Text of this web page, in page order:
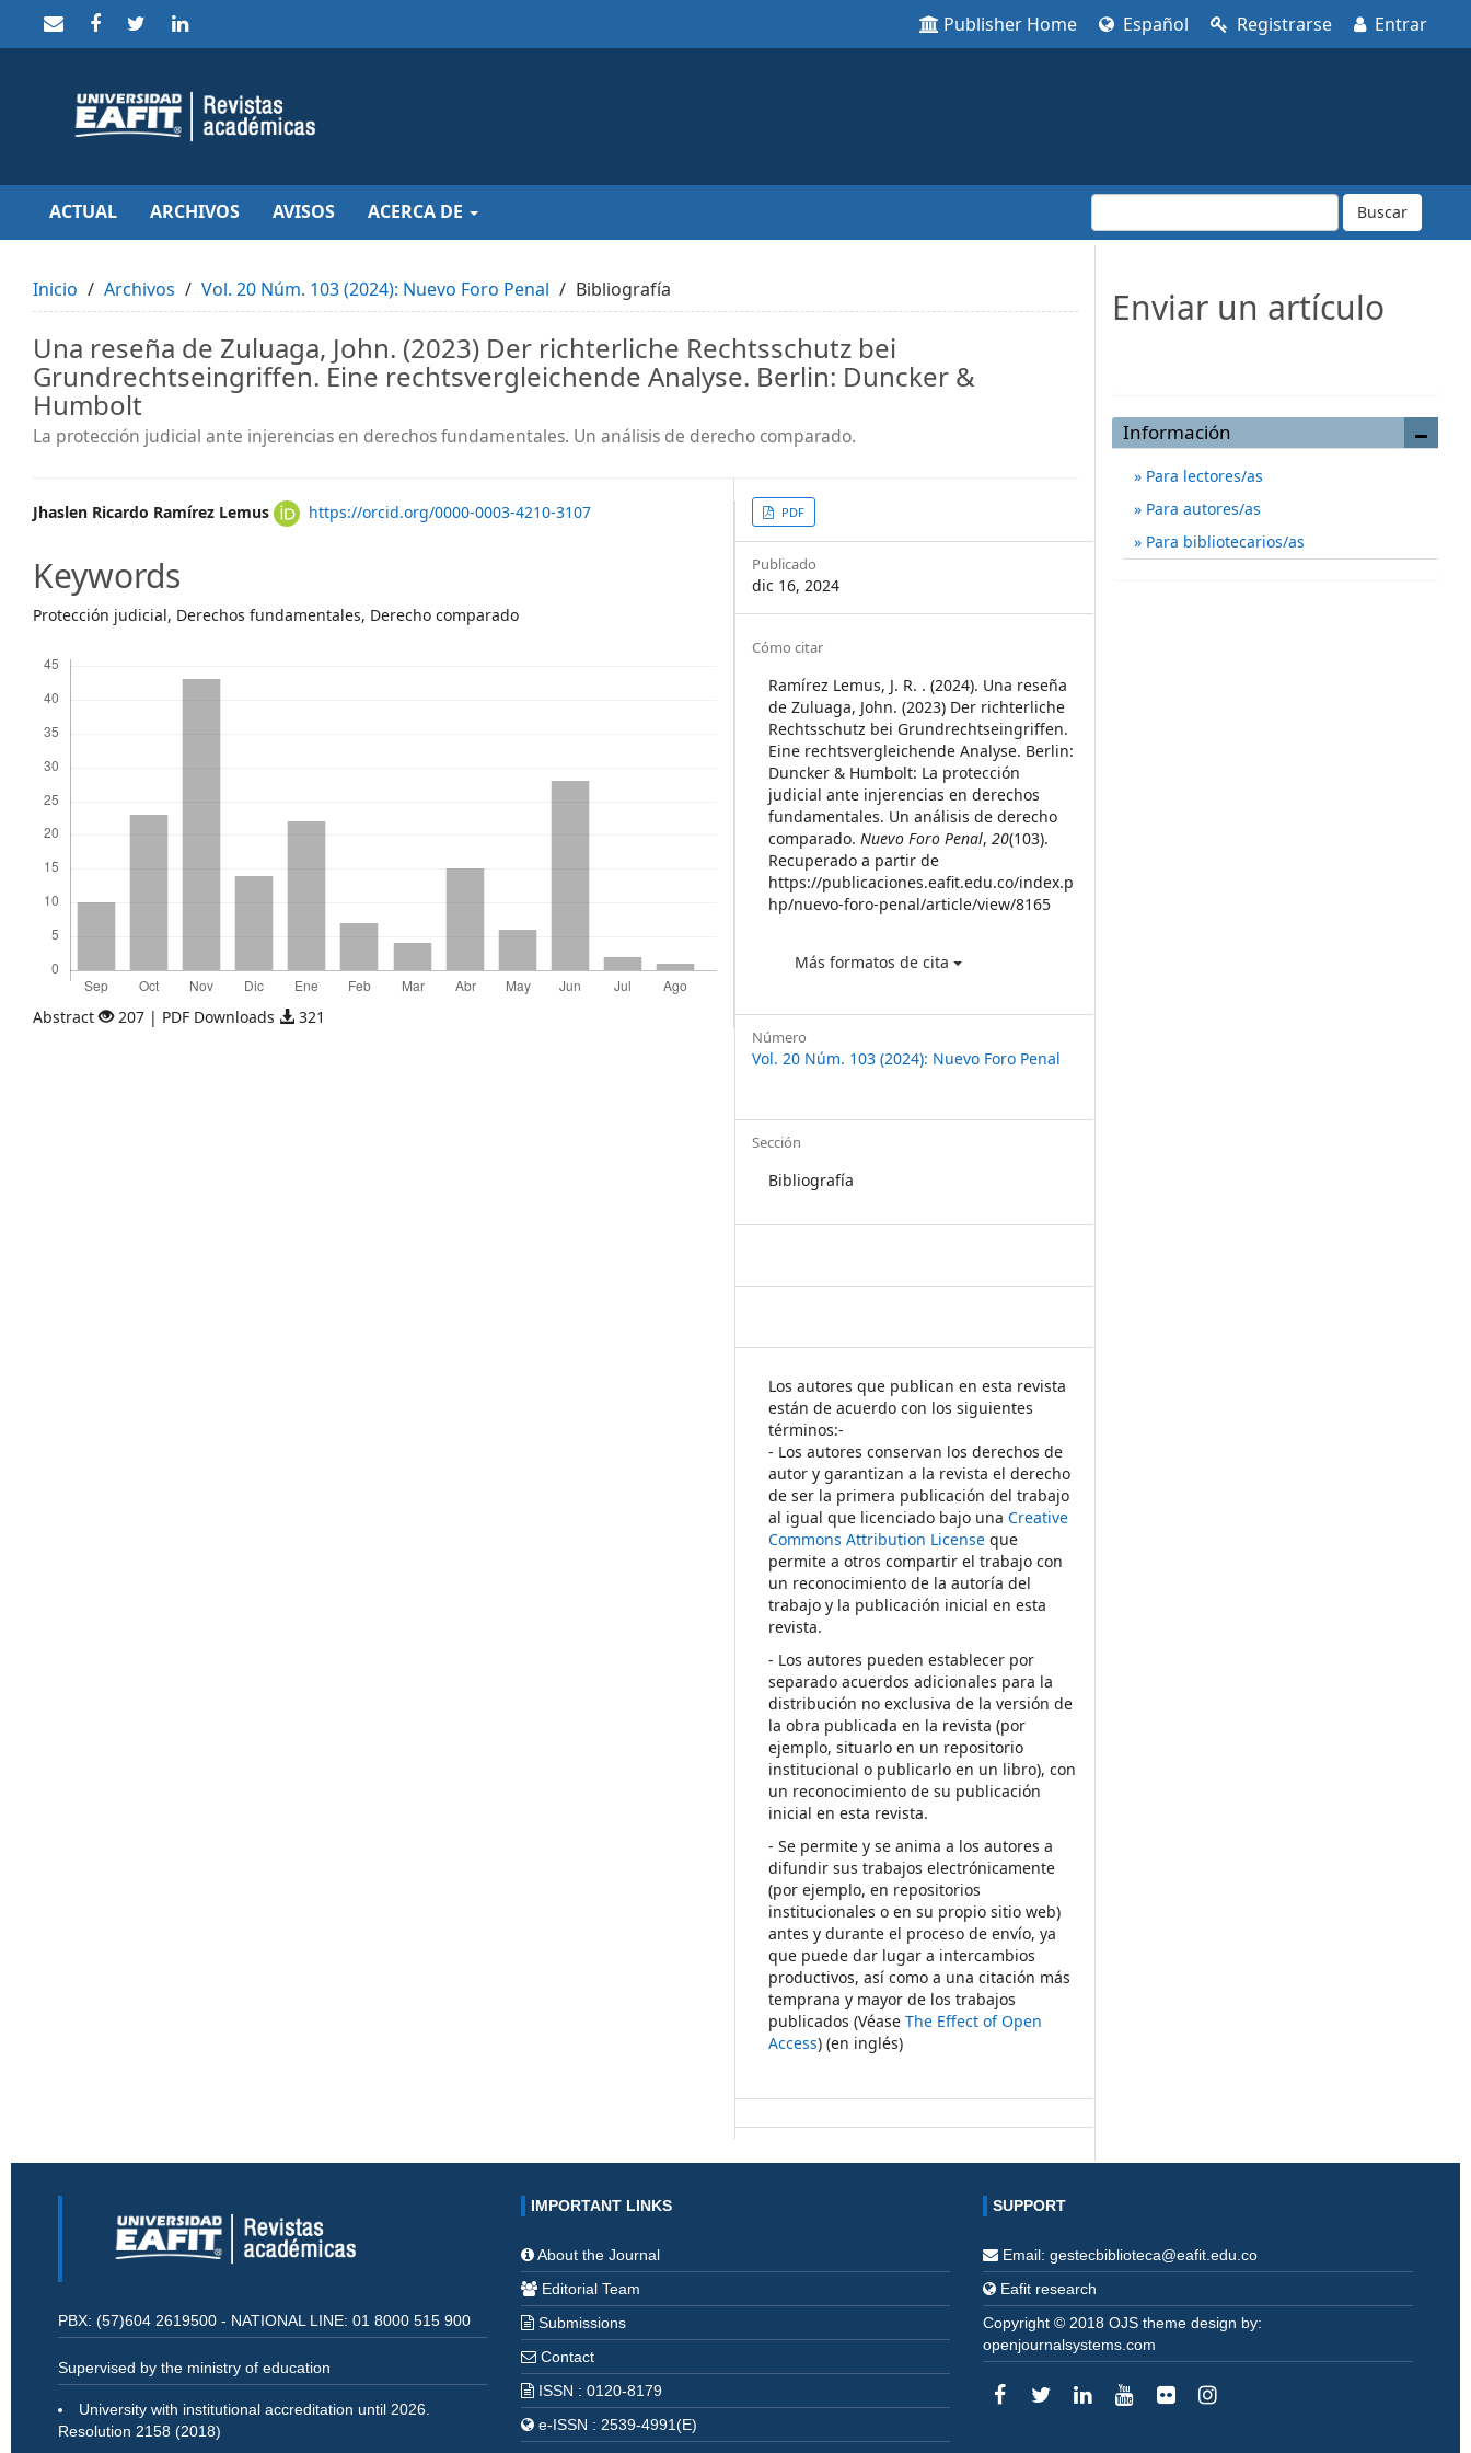
to
Main
Navigation
Content
Sidebar
Publisher Home Español Registrarse Entrar
ACTUAL ARCHIVOS AVISOS ACERCA DE Buscar
Inicio Archivos Vol. 20 Núm. 103 (2024): Nuevo Foro Penal Bibliografía
Una reseña de Zuluaga, John. (2023) Der richterliche Rechtsschutz bei
Grundrechtseingriffen. Eine rechtsvergleichende Analyse. Berlin: Duncker &
Humbolt
La protección judicial ante injerencias en derechos fundamentales. Un análisis de derecho comparado.
Main
Article
Content
Jhaslen Ricardo Ramírez Lemus https://orcid.org/0000-0003-4210-3107
Keywords
Protección judicial, Derechos fundamentales, Derecho comparado
Abstract 207 | PDF Downloads 321
Article
Sidebar
PDF
Publicado
dic 16, 2024
Article
Details
Cómo citar
Ramírez Lemus, J. R. . (2024). Una reseña
de Zuluaga, John. (2023) Der richterliche
Rechtsschutz bei Grundrechtseingriffen.
Eine rechtsvergleichende Analyse. Berlin:
Duncker & Humbolt: La protección
judicial ante injerencias en derechos
fundamentales. Un análisis de derecho
comparado.Nuevo Foro Penal,20(103).
Recuperado a partir de
https://publicaciones.eafit.edu.co/index.p
hp/nuevo-foro-penal/article/view/8165
Más formatos de cita
Número
Vol. 20 Núm. 103 (2024): Nuevo Foro Penal
Sección
Bibliografía
Los autores que publican en esta revista
están de acuerdo con los siguientes
términos:-
- Los autores conservan los derechos de
autor y garantizan a la revista el derecho
de ser la primera publicación del trabajo
al igual que licenciado bajo unaCreative
Commons Attribution License que
permite a otros compartir el trabajo con
un reconocimiento de la autoría del
trabajo y la publicación inicial en esta
revista.
- Los autores pueden establecer por
separado acuerdos adicionales para la
distribución no exclusiva de la versión de
la obra publicada en la revista (por
ejemplo, situarlo en un repositorio
institucional o publicarlo en un libro), con
un reconocimiento de su publicación
inicial en esta revista.
- Se permite y se anima a los autores a
difundir sus trabajos electrónicamente
(por ejemplo, en repositorios
institucionales o en su propio sitio web)
antes y durante el proceso de envío, ya
que puede dar lugar a intercambios
productivos, así como a una citación más
temprana y mayor de los trabajos
publicados (VéaseThe Effect of Open
Access) (en inglés)
Enviar un artículo
Información
Para lectores/as
Para autores/as
Para bibliotecarios/as
PBX: (57)604 2619500 - NATIONAL LINE: 01 8000 515 900
Supervised by the ministry of education
University with institutional accreditation until 2026.
Resolution 2158 (2018)
IMPORTANT LINKS
About the Journal
Editorial Team
Submissions
Contact
ISSN : 0120-8179
e-ISSN : 2539-4991(E)
SUPPORT
Email: gestecbiblioteca@eafit.edu.co
Eafit research
Copyright © 2018 OJS theme design by:
openjournalsystems.com